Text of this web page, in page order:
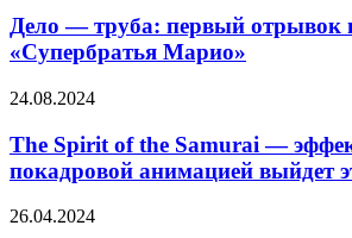
особо
одарённых»
тизер
первый
отрывок
из
«Супербратья
Дело — труба: первый отрывок
«Супербратья Марио»
The
of
the
Samurai
эффектный
24.08.2024
The Spirit of the Samurai —
покадровой анимацией выйдет
КГ
26.04.2024